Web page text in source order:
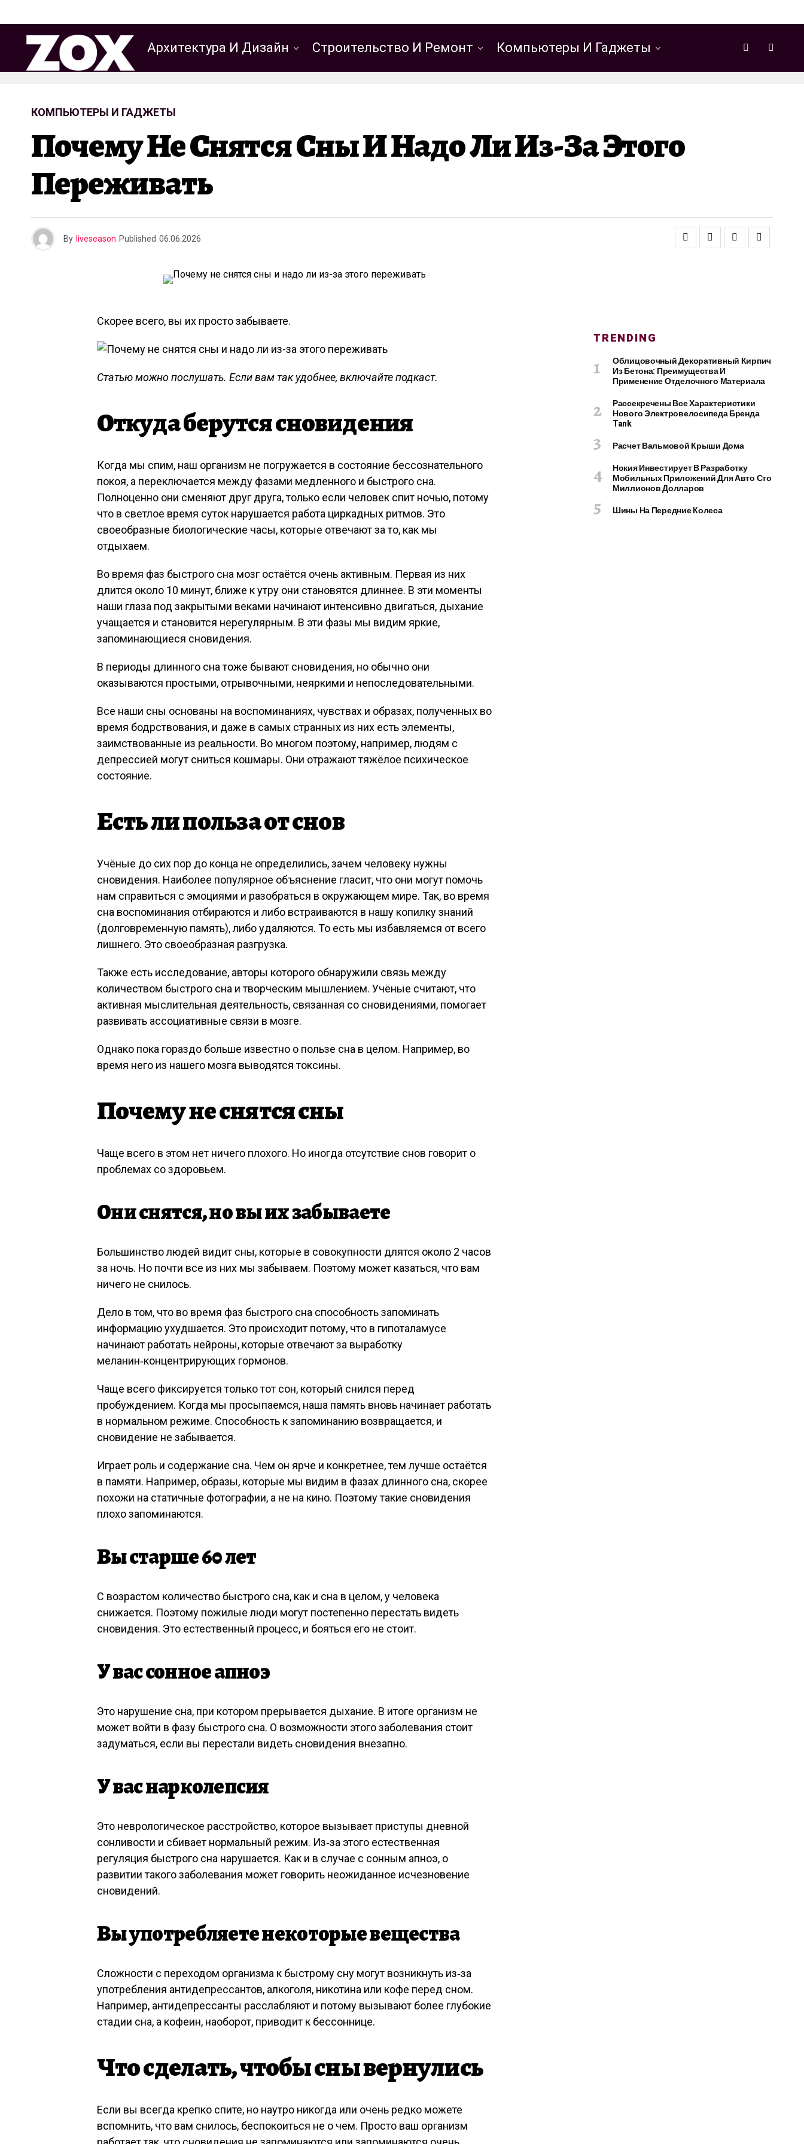
Архитектура И Дизайн Строительство И Ремонт Компьютеры И Гаджеты
КОМПЬЮТЕРЫ И ГАДЖЕТЫ
Почему Не Снятся Сны И Надо Ли Из-За Этого
Переживать
By liveseason Published 06.06.2026
Скорее всего, вы их просто забываете.
Статью можно послушать. Если вам так удобнее, включайте подкаст.
Откуда берутся сновидения
Когда мы спим, наш организм не погружается в состояние бессознательного
покоя, а переключается между фазами медленного и быстрого сна.
Полноценно они сменяют друг друга, только если человек спит ночью, потому
что в светлое время суток нарушается работа циркадных ритмов. Это
своеобразные биологические часы, которые отвечают за то, как мы
отдыхаем.
Во время фаз быстрого сна мозг остаётся очень активным. Первая из них
длится около 10 минут, ближе к утру они становятся длиннее. В эти моменты
наши глаза под закрытыми веками начинают интенсивно двигаться, дыхание
учащается и становится нерегулярным. В эти фазы мы видим яркие,
запоминающиеся сновидения.
В периоды длинного сна тоже бывают сновидения, но обычно они
оказываются простыми, отрывочными, неяркими и непоследовательными.
Все наши сны основаны на воспоминаниях, чувствах и образах, полученных во
время бодрствования, и даже в самых странных из них есть элементы,
заимствованные из реальности. Во многом поэтому, например, людям с
депрессией могут сниться кошмары. Они отражают тяжёлое психическое
состояние.
Есть ли польза от снов
Учёные до сих пор до конца не определились, зачем человеку нужны
сновидения. Наиболее популярное объяснение гласит, что они могут помочь
нам справиться с эмоциями и разобраться в окружающем мире. Так, во время
сна воспоминания отбираются и либо встраиваются в нашу копилку знаний
(долговременную память), либо удаляются. То есть мы избавляемся от всего
лишнего. Это своеобразная разгрузка.
Также есть исследование, авторы которого обнаружили связь между
количеством быстрого сна и творческим мышлением. Учёные считают, что
активная мыслительная деятельность, связанная со сновидениями, помогает
развивать ассоциативные связи в мозге.
Однако пока гораздо больше известно о пользе сна в целом. Например, во
время него из нашего мозга выводятся токсины.
Почему не снятся сны
Чаще всего в этом нет ничего плохого. Но иногда отсутствие снов говорит о
проблемах со здоровьем.
Они снятся, но вы их забываете
Большинство людей видит сны, которые в совокупности длятся около 2 часов
за ночь. Но почти все из них мы забываем. Поэтому может казаться, что вам
ничего не снилось.
Дело в том, что во время фаз быстрого сна способность запоминать
информацию ухудшается. Это происходит потому, что в гипоталамусе
начинают работать нейроны, которые отвечают за выработку
меланин‑концентрирующих гормонов.
Чаще всего фиксируется только тот сон, который снился перед
пробуждением. Когда мы просыпаемся, наша память вновь начинает работать
в нормальном режиме. Способность к запоминанию возвращается, и
сновидение не забывается.
Играет роль и содержание сна. Чем он ярче и конкретнее, тем лучше остаётся
в памяти. Например, образы, которые мы видим в фазах длинного сна, скорее
похожи на статичные фотографии, а не на кино. Поэтому такие сновидения
плохо запоминаются.
Вы старше 60 лет
С возрастом количество быстрого сна, как и сна в целом, у человека
снижается. Поэтому пожилые люди могут постепенно перестать видеть
сновидения. Это естественный процесс, и бояться его не стоит.
У вас сонное апноэ
Это нарушение сна, при котором прерывается дыхание. В итоге организм не
может войти в фазу быстрого сна. О возможности этого заболевания стоит
задуматься, если вы перестали видеть сновидения внезапно.
У вас нарколепсия
Это неврологическое расстройство, которое вызывает приступы дневной
сонливости и сбивает нормальный режим. Из‑за этого естественная
регуляция быстрого сна нарушается. Как и в случае с сонным апноэ, о
развитии такого заболевания может говорить неожиданное исчезновение
сновидений.
Вы употребляете некоторые вещества
Сложности с переходом организма к быстрому сну могут возникнуть из‑за
употребления антидепрессантов, алкоголя, никотина или кофе перед сном.
Например, антидепрессанты расслабляют и потому вызывают более глубокие
стадии сна, а кофеин, наоборот, приводит к бессоннице.
Что сделать, чтобы сны вернулись
Если вы всегда крепко спите, но наутро никогда или очень редко можете
вспомнить, что вам снилось, беспокоиться не о чем. Просто ваш организм
TRENDING
Облицовочный Декоративный Кирпич
Из Бетона: Преимущества И
Применение Отделочного Материала
Рассекречены Все Характеристики
Нового Электровелосипеда Бренда
Tank
Расчет Вальмовой Крыши Дома
Нокия Инвестирует В Разработку
Мобильных Приложений Для Авто Сто
Миллионов Долларов
Шины На Передние Колеса